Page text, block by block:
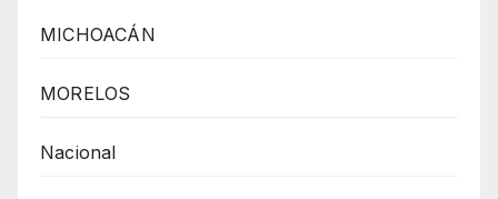
MICHOACÁN
MORELOS
Nacional